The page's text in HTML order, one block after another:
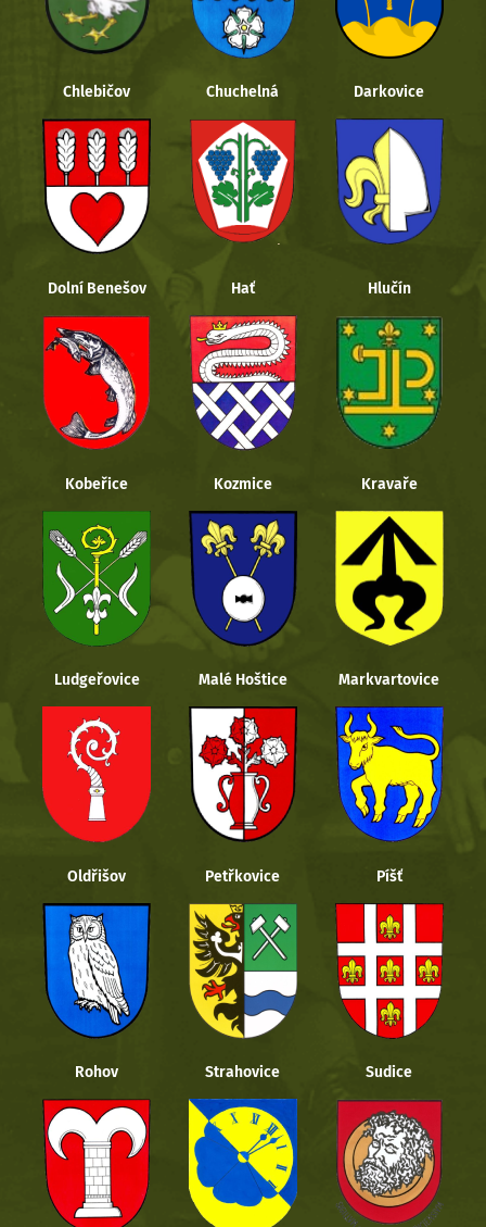
Chlebičov Chuchelná Darkovice
Dolní Benešov Hať Hlučín
Kobeřice Kozmice Kravaře
Ludgeřovice Malé Hoštice Markvartovice
Oldřišov Petřkovice Píšť
Rohov Strahovice Sudice